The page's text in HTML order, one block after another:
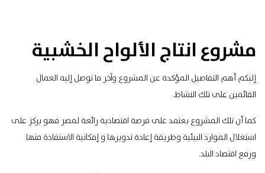
مشروع انتاج الألواح الخشبية
إليكم أهم التفاصيل المؤكدة عن المشروع وآخر ما توصل إليه العمال
القائمين على تلك النشاط.
كما أن تلك المشروع يعتمد على فرصة اقتصادية رائعة لمصر فهو يركز على
استغلال الموارد البيئية وطريقة إعادة تدويرها و إمكانية الاستفادة منها
ورفع اقتصاد البلد.